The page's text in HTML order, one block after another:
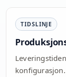
TIDSLINJE